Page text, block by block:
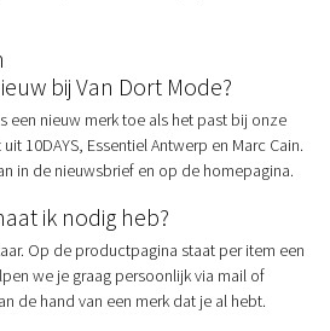
bij Van Dort Mode?
een nieuw merk toe als het past bij onze
10DAYS, Essentiel Antwerp en Marc Cain.
in de nieuwsbrief en op de homepagina.
ik nodig heb?
Op de productpagina staat per item een
we je graag persoonlijk via mail of
de hand van een merk dat je al hebt.